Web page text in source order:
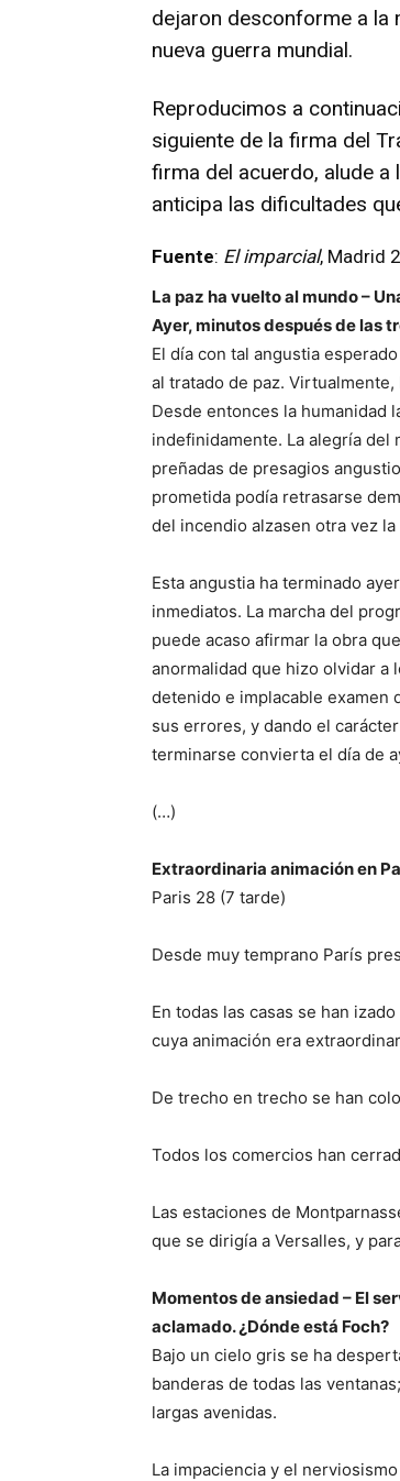
dejaron desconforme a la
nueva guerra mundial.
Reproducimos a
siguiente de la firma del
firma del acuerdo, alude a
anticipa las dificultades
Fuente: El imparcial, Madrid
La paz ha vuelto al mundo –
Ayer, minutos después de las
El día con tal angustia
al tratado de paz.
Desde entonces la humanidad
indefinidamente. La alegría del
preñadas de presagios
prometida podía retrasarse
del incendio alzasen otra vez
Esta angustia ha terminado
inmediatos. La marcha del
puede acaso afirmar la obra
anormalidad que hizo olvidar a
detenido e implacable examen
sus errores, y dando el
terminarse convierta el día de
(…)
Extraordinaria animación en
Paris 28 (7 tarde)
Desde muy temprano París
En todas las casas se han
cuya animación era
De trecho en trecho se han
Todos los comercios han
Las estaciones de
que se dirigía a Versalles, y
Momentos de ansiedad – El
aclamado. ¿Dónde está Foch?
Bajo un cielo gris se ha
banderas de todas las
largas avenidas.
La impaciencia y el